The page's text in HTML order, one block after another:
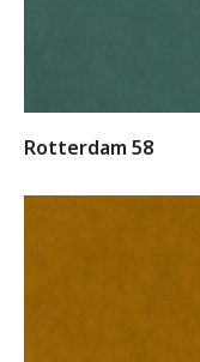
Rotterdam 58